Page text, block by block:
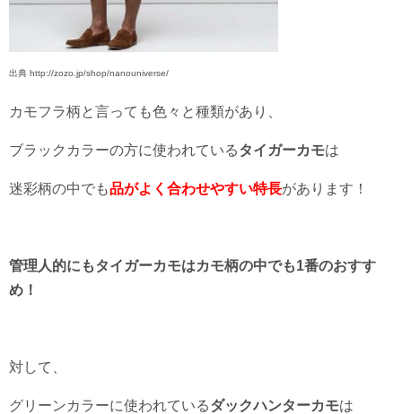
出典 http://zozo.jp/shop/nanouniverse/
カモフラ柄と言っても色々と種類があり、
ブラックカラーの方に使われているタイガーカモは
迷彩柄の中でも品がよく合わせやすい特長があります！
管理人的にもタイガーカモはカモ柄の中でも1番のおすす
め！
対して、
グリーンカラーに使われているダックハンターカモは